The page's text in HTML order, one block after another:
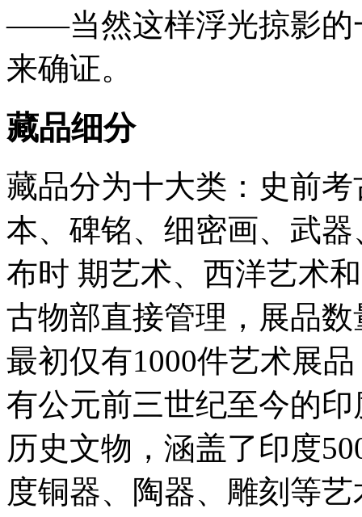
——当然这样浮光掠影的
来确证。
藏品细分
藏品分为十大类：史前
本、碑铭、细密画、武
布时 期艺术、西洋艺术
古物部直接管理，展品
最初仅有1000件艺术展
有公元前三世纪至今的
历史文物，涵盖了印度
度铜器、陶器、雕刻等